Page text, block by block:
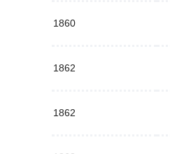
1860
1862
1862